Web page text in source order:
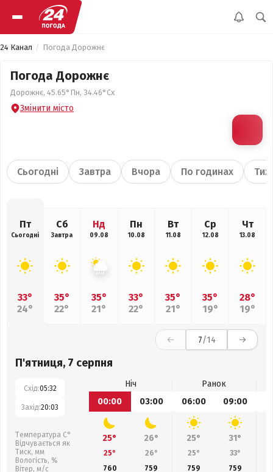
24 Канал Погода Дорожнє
Погода Дорожнє
Дорожнє, 45.65°Пн, 34.46°Сх
Змінити місто
Сьогодні Завтра Вчора По годинах
Пт
Сьогодні
33°
24°
Сб
Завтра
35°
22°
Нд
09.08
35°
21°
Пн
10.08
33°
22°
Вт
11.08
35°
21°
Ср
12.08
35°
19°
Чт
13.08
28°
19°
7/14
П'ятниця, 7 серпня
Схід:05:32
Захід:20:03
Температура С°
Відчувається як
Тиск, мм
Вологість, %
Вітер, м/с
Ніч
Ранок
00:00
03:00 06:00 09:00
25° 26° 25° 31°
25° 26° 25° 33°
760
759 759 759